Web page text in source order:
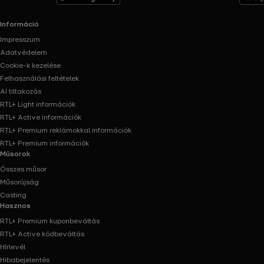
Információ
Impresszum
Adatvédelem
Cookie-k kezelése
Felhasználási feltételek
AI tiltakozás
RTL+ Light információk
RTL+ Active információk
RTL+ Premium reklámokkal információk
RTL+ Premium információk
Műsorok
Összes műsor
Műsorújság
Casting
Hasznos
RTL+ Premium kuponbeváltás
RTL+ Active kódbeváltás
Hírlevél
Hibabejelentés